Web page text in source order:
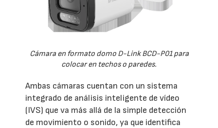
Cámara en formato domo D-Link BCD-P01 para
colocar en techos o paredes.
Ambas cámaras cuentan con un sistema
integrado de análisis inteligente de vídeo
(IVS) que va más allá de la simple detección
de movimiento o sonido, ya que identifica